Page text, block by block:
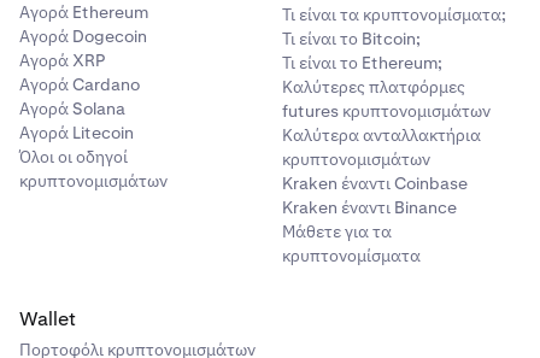
Αγορά Ethereum
Αγορά Dogecoin
Αγορά XRP
Αγορά Cardano
Αγορά Solana
Αγορά Litecoin
Όλοι οι οδηγοί
κρυπτονομισμάτων
Τι είναι τα κρυπτονομίσματα;
Τι είναι το Bitcoin;
Τι είναι το Ethereum;
Καλύτερες πλατφόρμες
futures κρυπτονομισμάτων
Καλύτερα ανταλλακτήρια
κρυπτονομισμάτων
Kraken έναντι Coinbase
Kraken έναντι Binance
Μάθετε για τα
κρυπτονομίσματα
Wallet
Πορτοφόλι κρυπτονομισμάτων